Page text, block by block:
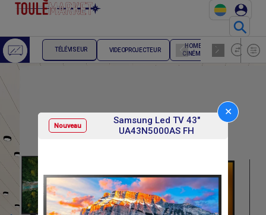
⚲
Nouveau
Samsung Led TV 43"
UA43N5000AS FH
✕
TÉLÉVISEUR VIDEOPROJECTEUR
HOME
CINÉMA
ENCEINTE
HIFI